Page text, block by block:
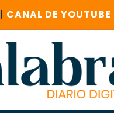
| CANAL DE YOUTUBE